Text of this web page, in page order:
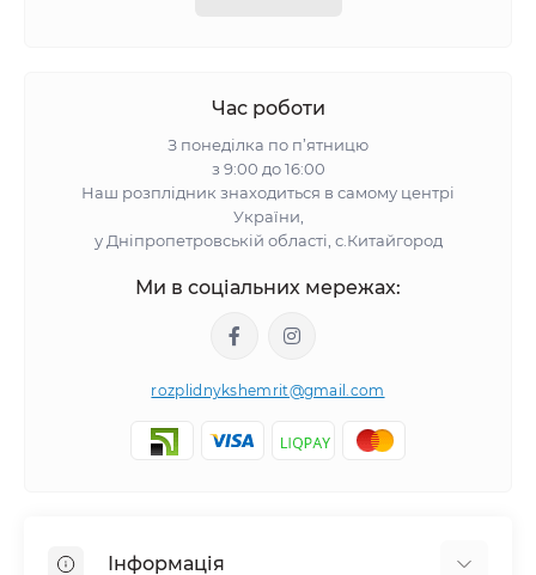
Час роботи
З понеділка по п’ятницю
з 9:00 до 16:00
Наш розплідник знаходиться в самому центрі
України,
у Дніпропетровській області, с.Китайгород
Ми в соціальних мережах:
rozplidnykshemrit@gmail.com
Інформація